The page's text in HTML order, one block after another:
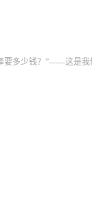
要多少钱？”——这是